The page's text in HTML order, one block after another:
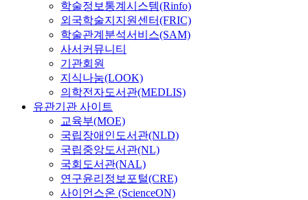
학술정보통계시스템(Rinfo)
외국학술지지원센터(FRIC)
학술관계분석서비스(SAM)
사서커뮤니티
기관회원
지식나눔(LOOK)
의학전자도서관(MEDLIS)
유관기관 사이트
교육부(MOE)
국립장애인도서관(NLD)
국립중앙도서관(NL)
국회도서관(NAL)
연구윤리정보포털(CRE)
사이언스온 (ScienceON)